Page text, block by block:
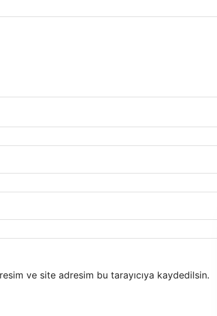
ve site adresim bu tarayıcıya kaydedilsin.